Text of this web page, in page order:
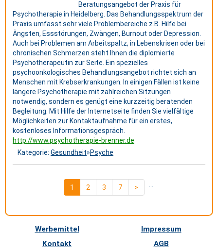
Beratungsangebot der Praxis für
Psychotherapie in Heidelberg. Das Behandlungsspektrum der
Praxis umfasst sehr viele Problembereiche z.B. Hilfe bei
Ängsten, Essstörungen, Zwängen, Burnout oder Depression.
Auch bei Problemen am Arbeitspaltz, in Lebenskrisen oder bei
chronischen Schmerzen steht Ihnen die diplomierte
Psychotherapeutin zur Seite. Ein spezielles
psychoonkologisches Behandlungsangebot richtet sich an
Menschen mit Krebserkrankungen. In einigen Fällen ist keine
längere Psychotherapie mit zahlreichen Sitzungen
notwendig, sondern es genügt eine kurzzeitig beratenden
Begleitung. Mit Hilfe der Internetseite finden Sie vielfältige
Möglichkeiten zur Kontaktaufnahme für ein erstes,
kostenloses Informationsgespräch.
http://www.psychotherapie-brenner.de
Kategorie: Gesundheit»Psyche
1 2 3 7 >
Werbemittel
Impressum
Kontakt
AGB